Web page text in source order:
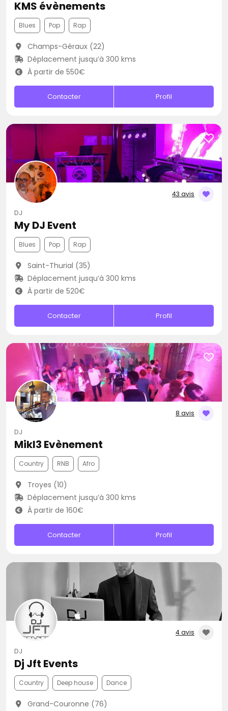
KMS évènements
Blues Pop Rap
Champs-Géraux (22)
Déplacement jusqu’à 300 kms
À partir de 550€
Contacter Profil
43 avis
DJ
My DJ Event
Blues Pop Rap
Saint-Thurial (35)
Déplacement jusqu’à 300 kms
À partir de 520€
Contacter Profil
8 avis
DJ
Mikl3 Evènement
Country RNB Afro
Troyes (10)
Déplacement jusqu’à 300 kms
À partir de 160€
Contacter Profil
4 avis
DJ
Dj Jft Events
Country Deep house Dance
Grand-Couronne (76)